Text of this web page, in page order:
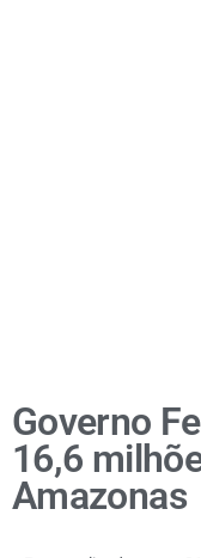
Governo
16,6
Amazonas